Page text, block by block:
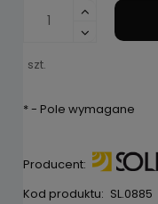
szt.
*- Pole wymagane
Producent:
Kod produktu: SL.0885